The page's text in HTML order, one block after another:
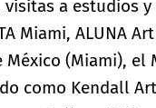
a estudios
Miami, ALUNA
México (Miami),
como Kendall